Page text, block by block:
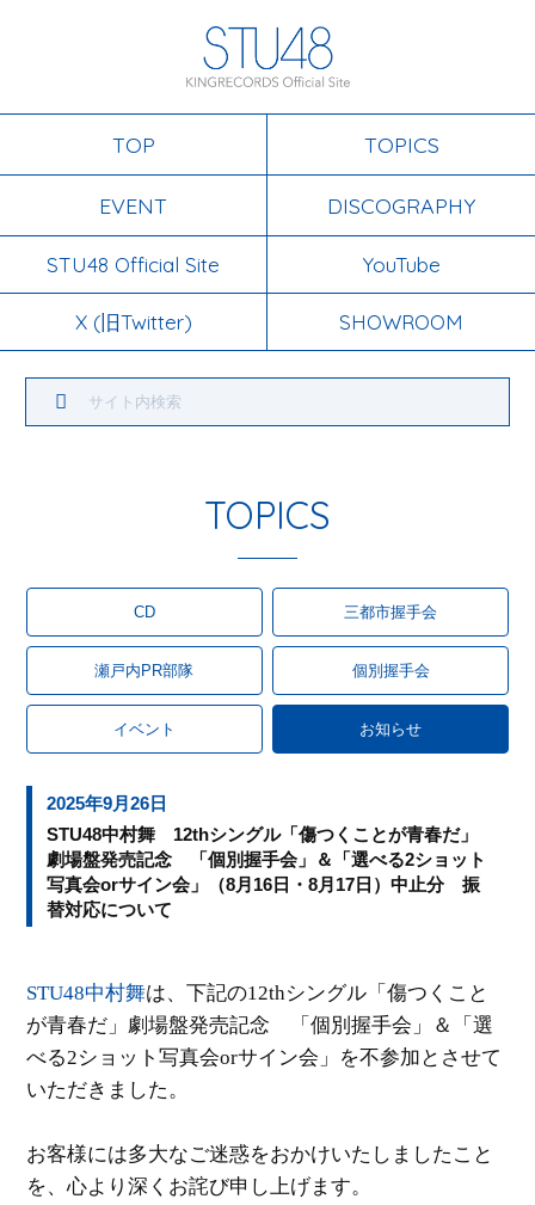
TOP TOPICS
EVENT DISCOGRAPHY
STU48 Official Site YouTube
X (旧Twitter) SHOWROOM
TOPICS
CD 三都市握手会
瀬戸内PR部隊 個別握手会
イベント お知らせ
2025年9月26日
STU48中村舞 12thシングル「傷つくことが青春だ」
劇場盤発売記念 「個別握手会」＆「選べる2ショット
写真会orサイン会」（8月16日・8月17日）中止分 振
替対応について
STU48中村舞は、下記の12thシングル「傷つくこと
が青春だ」劇場盤発売記念 「個別握手会」＆「選
べる2ショット写真会orサイン会」を不参加とさせて
いただきました。
お客様には多大なご迷惑をおかけいたしましたこと
を、心より深くお詫び申し上げます。